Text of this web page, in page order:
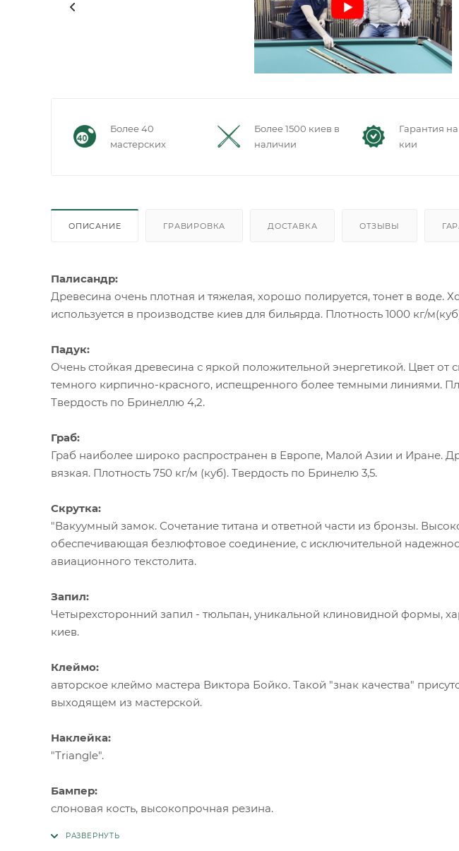
Более 40
мастерских
Более 1500 киев в
наличии
Гарантия
кии
ОПИСАНИЕ ГРАВИРОВКА ДОСТАВКА ОТЗЫВЫ
Палисандр:
Древесина очень плотная и тяжелая, хорошо полируется, тонет в воде.
используется в производстве киев для бильярда. Плотность 1000 кг/
Падук:
Очень стойкая древесина с яркой положительной энергетикой. Цвет от
темного кирпично-красного, испещренного более темными линиями.
Твердость по Бринеллю 4,2.
Граб:
Граб наиболее широко распространен в Европе, Малой Азии и Иране.
вязкая. Плотность 750 кг/м (куб). Твердость по Бринелю 3,5.
Скрутка:
"Вакуумный замок. Сочетание титана и ответной части из бронзы.
обеспечивающая безлюфтовое соединение, с исключительной
авиационного текстолита.
Запил:
Четырехсторонний запил - тюльпан, уникальной клиновидной формы,
киев.
Клеймо:
авторское клеймо мастера Виктора Бойко. Такой "знак качества"
выходящем из мастерской.
Наклейка:
"Triangle".
Бампер:
слоновая кость, высокопрочная резина.